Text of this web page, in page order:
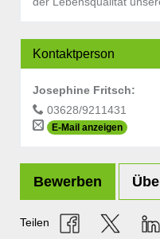
Kontaktperson
Josephine Fritsch:
03628/9211431
E-Mail anzeigen
Bewerben
Teilen